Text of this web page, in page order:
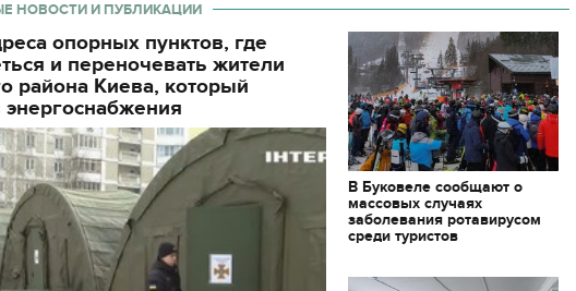
НОВОСТИ И ПУБЛИКАЦИИ
опорных пунктов, где
и переночевать жители
района Киева, который
энергоснабжения
В Буковеле сообщают о
массовых случаях
заболевания ротавирусом
среди туристов